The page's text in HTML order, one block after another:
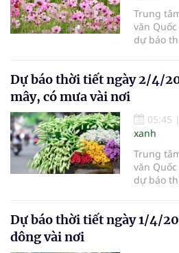
Trung
văn
dự báo
Dự báo thời tiết ngày 2/4/
mây, có mưa vài nơi
05:45 |
xanh
Trung
văn
dự báo
Dự báo thời tiết ngày 1/4/
dông vài nơi